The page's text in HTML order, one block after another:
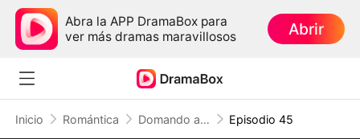
Abra la APP DramaBox para
ver más dramas maravillosos
Abrir
Inicio Romántica Domando a mis demonios: La redención de la villana Episodio 45